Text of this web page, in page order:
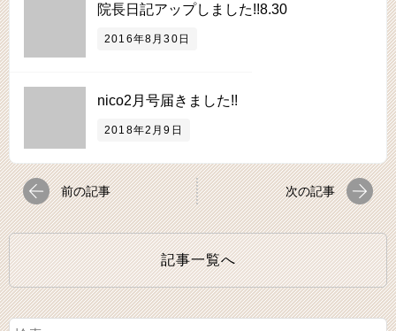
院長日記アップしました!!8.30
2016年8月30日
nico2月号届きました!!
2018年2月9日
前の記事 次の記事
記事一覧へ
検